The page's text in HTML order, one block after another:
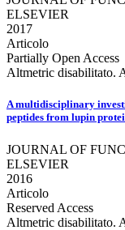
ELSEVIER
2017
Articolo
Partially Open Access
Altmetric disabilitato.
A multidisciplinary
peptides from lupin
JOURNAL OF
ELSEVIER
2016
Articolo
Reserved Access
Altmetric disabilitato.